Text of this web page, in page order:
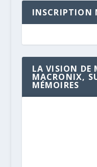
INSCRIPTION
LA VISION DE
MACRONIX,
MÉMOIRES